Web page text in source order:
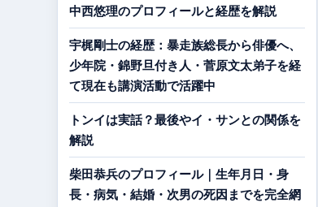
中西悠理のプロフィールと経歴を解説
宇梶剛士の経歴：暴走族総長から俳優へ、
少年院・錦野旦付き人・菅原文太弟子を経
て現在も講演活動で活躍中
トンイは実話？最後やイ・サンとの関係を
解説
柴田恭兵のプロフィール｜生年月日・身
長・病気・結婚・次男の死因までを完全網